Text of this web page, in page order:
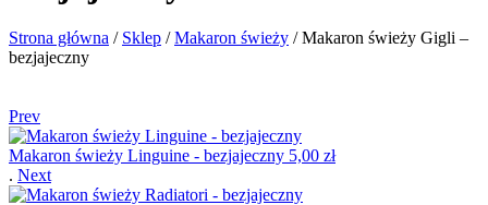
Strona główna / Sklep /Makaron świeży /Makaron świeży Gigli –
bezjajeczny
Prev
Makaron świeży Linguine - bezjajeczny 5,00 zł
. Next